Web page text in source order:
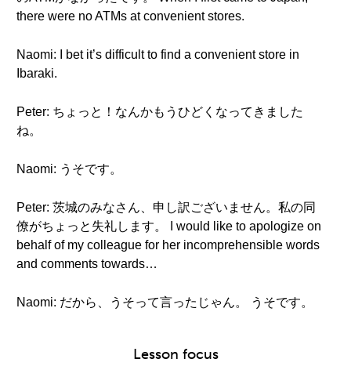
there were no ATMs at convenient stores.
Naomi: I bet it’s difficult to find a convenient store in
Ibaraki.
Peter: ちょっと！なんかもうひどくなってきました
ね。
Naomi: うそです。
Peter: 茨城のみなさん、申し訳ございません。私の同
僚がちょっと失礼します。 I would like to apologize on
behalf of my colleague for her incomprehensible words
and comments towards…
Naomi: だから、うそって言ったじゃん。 うそです。
Lesson focus